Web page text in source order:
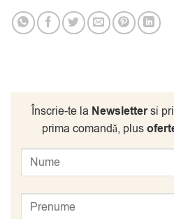
Înscrie-te la Newslettersi
prima comandă, plus